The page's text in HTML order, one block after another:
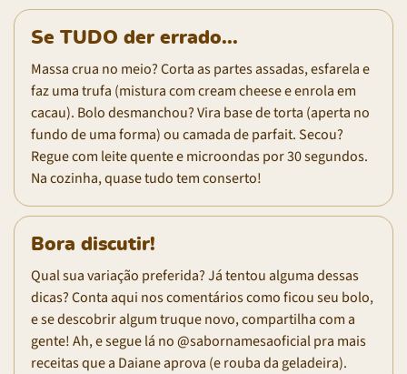
Se TUDO der errado...
Massa crua no meio? Corta as partes assadas, esfarela e
faz uma trufa (mistura com cream cheese e enrola em
cacau). Bolo desmanchou? Vira base de torta (aperta no
fundo de uma forma) ou camada de parfait. Secou?
Regue com leite quente e microondas por 30 segundos.
Na cozinha, quase tudo tem conserto!
Bora discutir!
Qual sua variação preferida? Já tentou alguma dessas
dicas? Conta aqui nos comentários como ficou seu bolo,
e se descobrir algum truque novo, compartilha com a
gente! Ah, e segue lá no @sabornamesaoficial pra mais
receitas que a Daiane aprova (e rouba da geladeira).